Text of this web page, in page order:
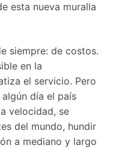
esta nueva muralla
siempre: de costos.
en la
el servicio. Pero
día el país
velocidad, se
del mundo, hundir
a mediano y largo